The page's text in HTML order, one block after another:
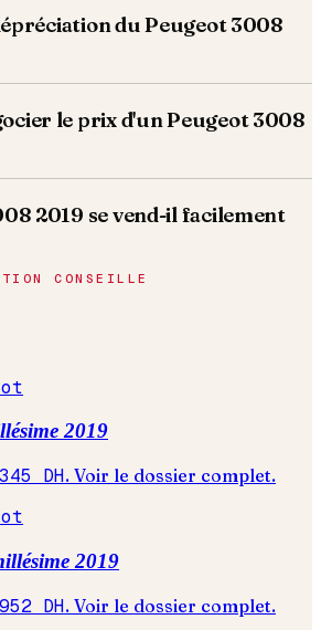
du Peugeot 3008
le prix d'un Peugeot 3008
2019 se vend-il facilement
CONSEILLE
2019
DH. Voir le dossier complet.
2019
DH. Voir le dossier complet.